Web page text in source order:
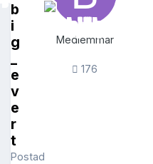
b
i
g
_
e
v
e
r
t
Postad
Medlemmar
176